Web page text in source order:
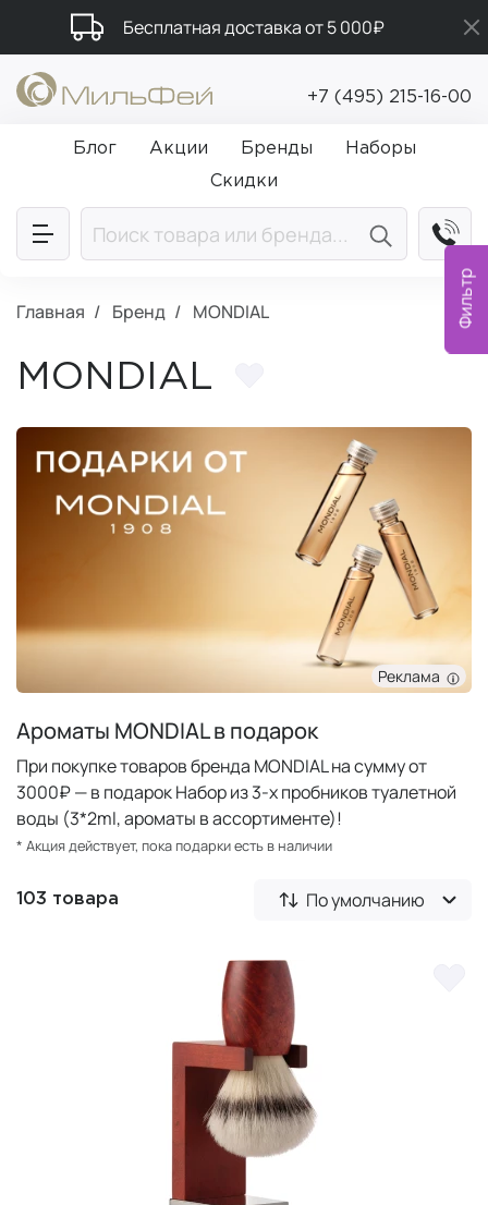
Фильтр
Бесплатная доставка от 5 000₽
Подарки в каждый заказ от 5 000₽
Промокод ПРИВЕТ
+7 (495) 215-16-00
Блог Акции Бренды
Наборы
Скидки
Главная Бренд MONDIAL
MONDIAL
Реклама
Ароматы MONDIAL в подарок
При покупке товаров бренда MONDIAL на сумму от
3000₽ — в подарок Набор из 3-х пробников туалетной
воды (3*2ml, ароматы в ассортименте)!
* Акция действует, пока подарки есть в наличии
103 товара По умолчанию